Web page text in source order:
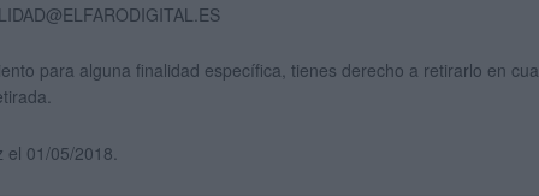
para alguna finalidad específica, tienes derecho a retirarlo en
01/05/2018.